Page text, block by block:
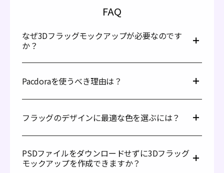
FAQ
なぜ3Dフラッグモックアップが必要なのです
か？
的で詳細なプレゼンテーションを作成できます。3Dフラ
ッグモックアップは、単なる色やレイアウト、テキストだ
投稿にそのまま使用できる、洗練されたプロフェッショナ
ルなデザインを提供します。
Pacdoraを使うべき理由は？
羽旗など、多様な3Dフラッグモックアップが取り揃えら
れており、どのスタイルにも対応しています。次に、当プ
きます。最後に、フラッグモックアップのデザイン要素を
完全にカスタマイズでき、さらに3Dプレビューも可能で
す。
フラッグのデザインに最適な色を選ぶには？
チームのためのデザインであれば、その独自のアイデンテ
ィティに合った色を選択しましょう。その場合、白、青、
赤が最も人気のある選択ですので、目指している感情を引
PSDファイルをダウンロードせずに3Dフラッグ
モックアップを作成できますか？